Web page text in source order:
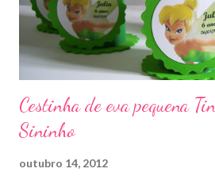
Cestinha de eva pequena
Sininho
outubro 14, 2012